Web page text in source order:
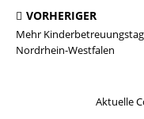
VORHERIGER
Mehr
Nordrhein-Westfalen
Aktuelle